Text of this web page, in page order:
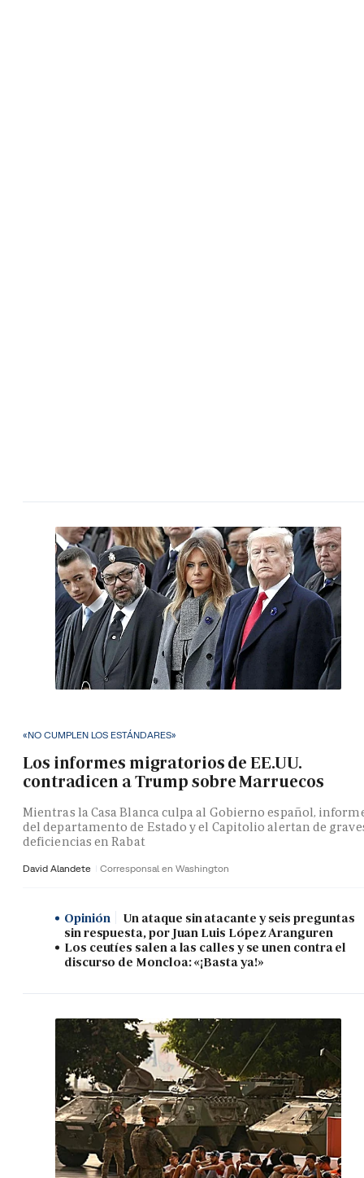
«NO CUMPLEN LOS ESTÁNDARES»
Los informes migratorios de EE.UU.
contradicen a Trump sobre Marruecos
Mientras la Casa Blanca culpa al Gobierno español,
del departamento de Estado y el Capitolio alertan de
deficiencias en Rabat
David Alandete Corresponsal en Washington
Opinión
Un ataque sin atacante y seis preguntas
sin respuesta, por Juan Luis López Aranguren
Los ceutíes salen a las calles y se unen contra el
discurso de Moncloa: «¡Basta ya!»